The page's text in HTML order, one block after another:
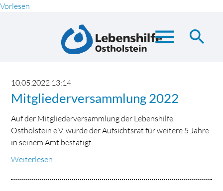
Vorlesen
menu search
10.05.2022 13:14
Mitgliederversammlung 2022
Auf der Mitgliederversammlung der Lebenshilfe
Ostholstein e.V. wurde der Aufsichtsrat für weitere 5 Jahre
in seinem Amt bestätigt.
Weiterlesen …